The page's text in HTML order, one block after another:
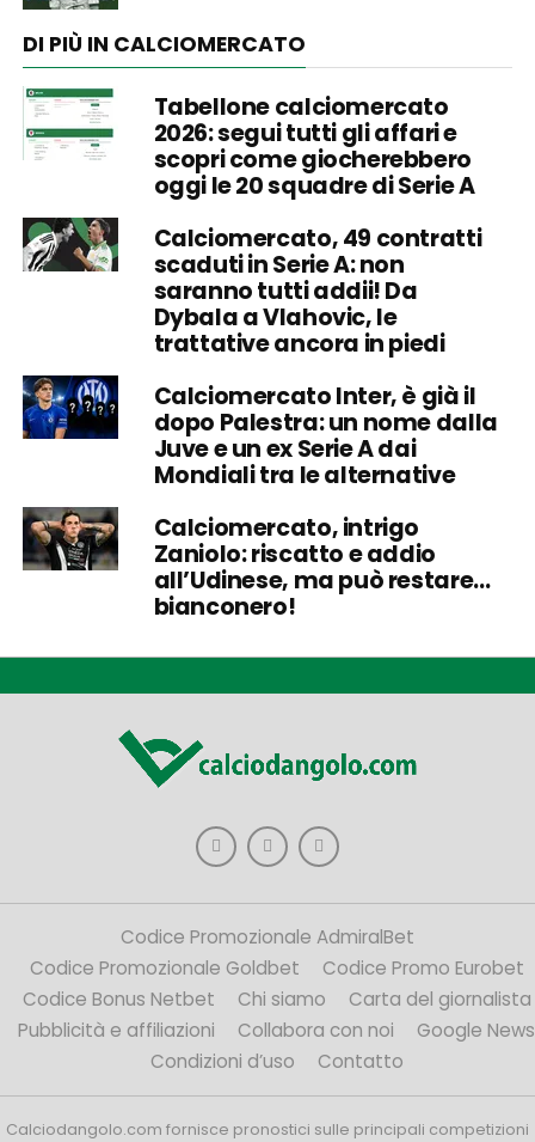
DI PIÙ IN CALCIOMERCATO
Tabellone calciomercato
2026: segui tutti gli affari e
scopri come giocherebbero
oggi le 20 squadre di Serie A
Calciomercato, 49 contratti
scaduti in Serie A: non
saranno tutti addii! Da
Dybala a Vlahovic, le
trattative ancora in piedi
Calciomercato Inter, è già il
dopo Palestra: un nome dalla
Juve e un ex Serie A dai
Mondiali tra le alternative
Calciomercato, intrigo
Zaniolo: riscatto e addio
all’Udinese, ma può restare…
bianconero!
Codice Promozionale AdmiralBet
Codice Promozionale Goldbet
Codice Promo Eurobet
Codice Bonus Netbet
Chi siamo
Carta del giornalista
Pubblicità e affiliazioni
Collabora con noi
Google News
Condizioni d’uso
Contatto
Calciodangolo.com fornisce pronostici sulle principali competizioni